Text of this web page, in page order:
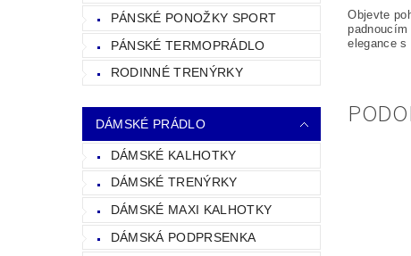
PÁNSKÉ PONOŽKY SPORT
PÁNSKÉ TERMOPRÁDLO
RODINNÉ TRENÝRKY
DÁMSKÉ PRÁDLO
DÁMSKÉ KALHOTKY
DÁMSKÉ TRENÝRKY
DÁMSKÉ MAXI KALHOTKY
DÁMSKÁ PODPRSENKA
Objevte
elegance s